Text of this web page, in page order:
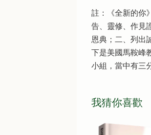
註：《全新的你
告、靈修、作見
恩典；二、列出
下是美國馬鞍
小組，當中有三
我猜你喜歡